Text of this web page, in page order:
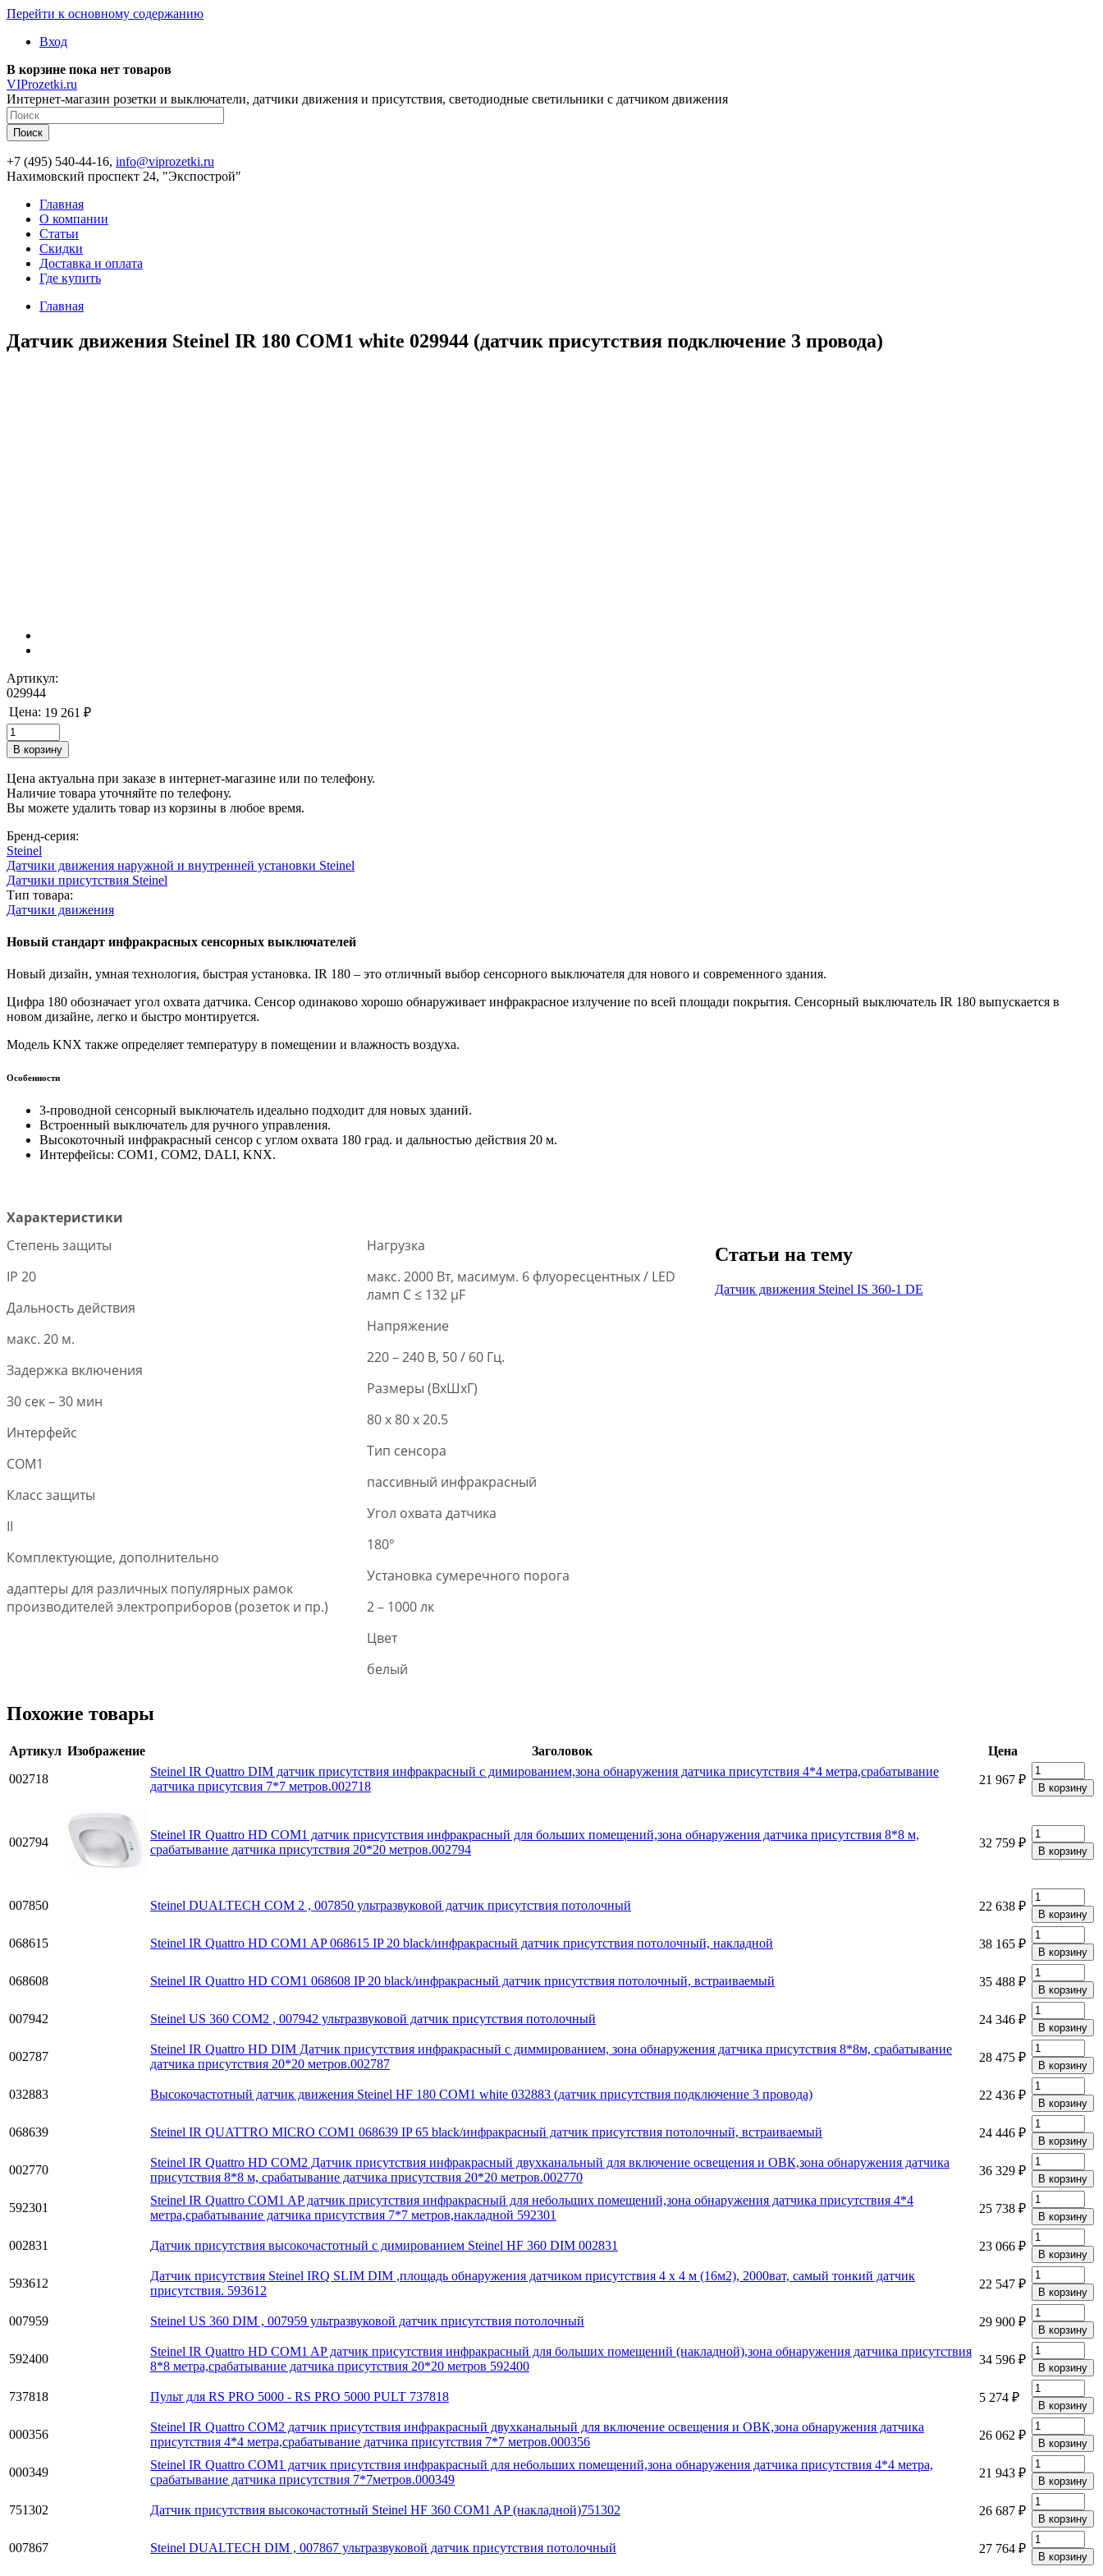
Перейти к основному содержанию
Вход
В корзине пока нет товаров
VIProzetki.ru
Интернет-магазин розетки и выключатели, датчики движения и присутствия, светодиодные светильники с датчиком движения
+7 (495) 540-44-16, info@viprozetki.ru
Нахимовский проспект 24, "Экспострой"
Главная
О компании
Статьи
Скидки
Доставка и оплата
Где купить
Главная
Датчик движения Steinel IR 180 COM1 white 029944 (датчик присутствия подключение 3 провода)
Артикул:
029944
Цена: 19 261 ₽
Цена актуальна при заказе в интернет-магазине или по телефону.
Наличие товара уточняйте по телефону.
Вы можете удалить товар из корзины в любое время.
Бренд-серия:
Steinel
Датчики движения наружной и внутренней установки Steinel
Датчики присутствия Steinel
Тип товара:
Датчики движения
Новый стандарт инфракрасных сенсорных выключателей
Новый дизайн, умная технология, быстрая установка. IR 180 – это отличный выбор сенсорного выключателя для нового и современного здания.
Цифра 180 обозначает угол охвата датчика. Сенсор одинаково хорошо обнаруживает инфракрасное излучение по всей площади покрытия. Сенсорный выключатель IR 180 выпускается в
новом дизайне, легко и быстро монтируется.
Модель KNX также определяет температуру в помещении и влажность воздуха.
Особенности
3-проводной сенсорный выключатель идеально подходит для новых зданий.
Встроенный выключатель для ручного управления.
Высокоточный инфракрасный сенсор с углом охвата 180 град. и дальностью действия 20 м.
Интерфейсы: COM1, COM2, DALI, KNX.
Характеристики
Степень защиты
IP 20
Дальность действия
макс. 20 м.
Задержка включения
30 сек – 30 мин
Интерфейс
COM1
Класс защиты
II
Комплектующие, дополнительно
адаптеры для различных популярных рамок
производителей электроприборов (розеток и пр.)
Нагрузка
макс. 2000 Вт, масимум. 6 флуоресцентных / LED
ламп C ≤ 132 μF
Напряжение
220 – 240 В, 50 / 60 Гц.
Размеры (ВxШxГ)
80 x 80 x 20.5
Тип сенсора
пассивный инфракрасный
Угол охвата датчика
180°
Установка сумеречного порога
2 – 1000 лк
Цвет
белый
Статьи на тему
Датчик движения Steinel IS 360-1 DE
Похожие товары
Артикул Изображение Заголовок
Цена
002718
Steinel IR Quattro DIM датчик присутствия инфракрасный с димированием,зона обнаружения датчика присутствия 4*4 метра,срабатывание
датчика присутсвия 7*7 метров.002718
21 967 ₽
002794
Steinel IR Quattro HD COM1 датчик присутствия инфракрасный для больших помещений,зона обнаружения датчика присутствия 8*8 м,
срабатывание датчика присутствия 20*20 метров.002794
32 759 ₽
007850 Steinel DUALTECH COM 2 , 007850 ультразвуковой датчик присутствия потолочный 22 638 ₽
068615 Steinel IR Quattro HD COM1 AP 068615 IP 20 black/инфракрасный датчик присутствия потолочный, накладной 38 165 ₽
068608 Steinel IR Quattro HD COM1 068608 IP 20 black/инфракрасный датчик присутствия потолочный, встраиваемый 35 488 ₽
007942 Steinel US 360 COM2 , 007942 ультразвуковой датчик присутствия потолочный 24 346 ₽
002787
Steinel IR Quattro HD DIM Датчик присутствия инфракрасный с диммированием, зона обнаружения датчика присутствия 8*8м, срабатывание
датчика присутствия 20*20 метров.002787
28 475 ₽
032883 Высокочастотный датчик движения Steinel HF 180 COM1 white 032883 (датчик присутствия подключение 3 провода) 22 436 ₽
068639 Steinel IR QUATTRO MICRO COM1 068639 IP 65 black/инфракрасный датчик присутствия потолочный, встраиваемый 24 446 ₽
002770
Steinel IR Quattro HD COM2 Датчик присутствия инфракрасный двухканальный для включение освещения и ОВК,зона обнаружения датчика
присутствия 8*8 м, срабатывание датчика присутствия 20*20 метров.002770
36 329 ₽
592301
Steinel IR Quattro COM1 AP датчик присутствия инфракрасный для небольших помещений,зона обнаружения датчика присутствия 4*4
метра,срабатывание датчика присутствия 7*7 метров,накладной 592301
25 738 ₽
002831 Датчик присутствия высокочастотный с димированием Steinel HF 360 DIM 002831 23 066 ₽
593612
Датчик присутствия Steinel IRQ SLIM DIM ,площадь обнаружения датчиком присутствия 4 х 4 м (16м2), 2000ват, самый тонкий датчик
присутствия. 593612
22 547 ₽
007959 Steinel US 360 DIM , 007959 ультразвуковой датчик присутствия потолочный 29 900 ₽
592400
Steinel IR Quattro HD COM1 AP датчик присутствия инфракрасный для больших помещений (накладной),зона обнаружения датчика присутствия
8*8 метра,срабатывание датчика присутствия 20*20 метров 592400
34 596 ₽
737818 Пульт для RS PRO 5000 - RS PRO 5000 PULT 737818 5 274 ₽
000356
Steinel IR Quattro COM2 датчик присутствия инфракрасный двухканальный для включение освещения и ОВК,зона обнаружения датчика
присутствия 4*4 метра,срабатывание датчика присутствия 7*7 метров.000356
26 062 ₽
000349
Steinel IR Quattro COM1 датчик присутствия инфракрасный для небольших помещений,зона обнаружения датчика присутствия 4*4 метра,
срабатывание датчика присутствия 7*7метров.000349
21 943 ₽
751302 Датчик присутствия высокочастотный Steinel HF 360 COM1 AP (накладной)751302 26 687 ₽
007867 Steinel DUALTECH DIM , 007867 ультразвуковой датчик присутствия потолочный 27 764 ₽